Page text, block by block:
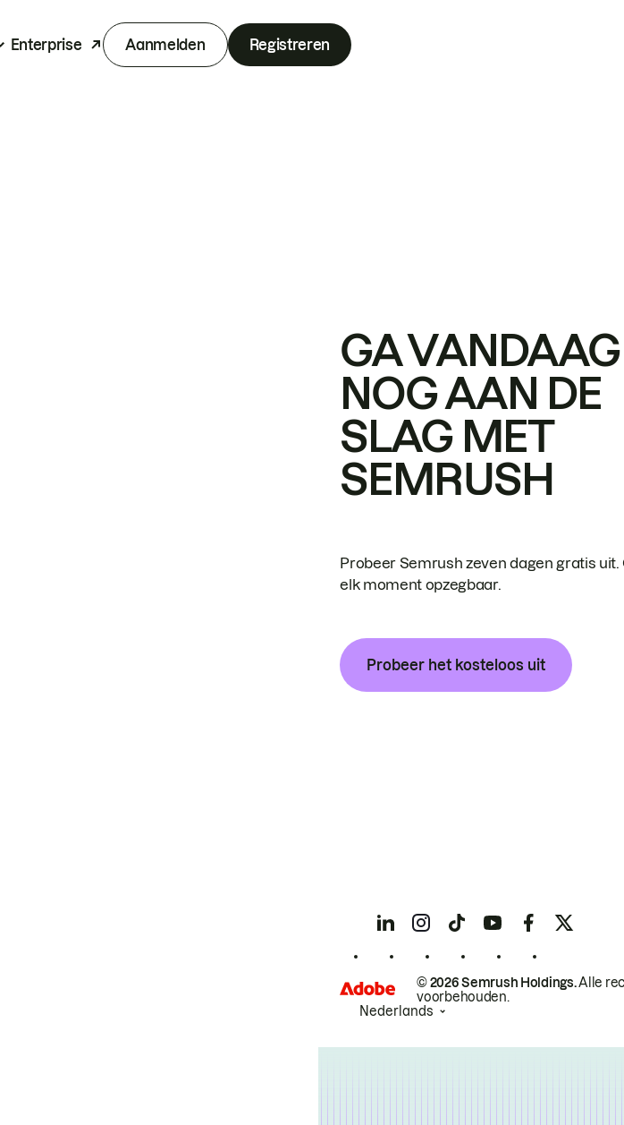
Enterprise Aanmelden Registreren
GA VANDAAG
NOG AAN DE
SLAG MET
SEMRUSH
Probeer Semrush zeven dagen gratis uit.
elk moment opzegbaar.
Probeer het kosteloos uit
© 2026 Semrush Holdings.Alle
voorbehouden.
Nederlands